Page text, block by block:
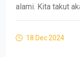
alami. Kita takut
18 Dec 2024